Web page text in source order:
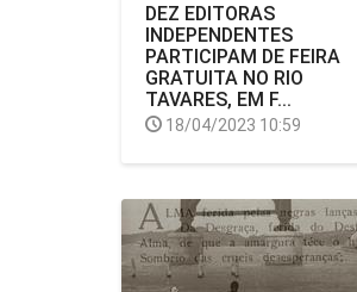
DEZ EDITORAS
INDEPENDENTES
PARTICIPAM DE FEIRA
GRATUITA NO RIO
TAVARES, EM F...
18/04/2023 10:59